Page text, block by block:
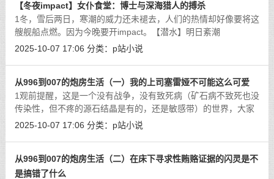
【冬夜impact】女仆食堂：博士与深海猎人的搏杀
1冬，雪后两日，寒潮的威力还未褪去，人们的热情却好像要将这
艘舰船点燃。因为今晚要开impact。【潜水】明日紊潮
2022/12/2 16:11:03.rd7 谁组织的？1.阿米娅2.铸铁3.阿能4.铃兰
2025-10-07 17:06 分类： p站小说
从996到007的炮房生活（一）我的上司塞雷娅不可能这么可爱
1观前提醒，这是一个没有战争，没有致死病（矿石病不致死也没
传染性，但不疼的源石结晶是有的，还是敏感带）的世界，大家
的问题只有一个，怎么样在越来越卷的生活里好好活着（和打
2025-10-07 17:06 分类： p站小说
从996到007的炮房生活（二）在床下寻求性贿赂证据的闪灵是不
是搞错了什么